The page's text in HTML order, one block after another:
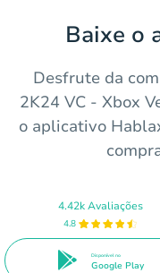
Baixe o
Desfrute da
2K24 VC - Xbox
o aplicativo
4.42k Avaliações
4.8
Disponível no
Google Play